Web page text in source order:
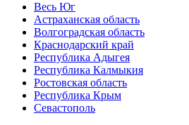
Весь Юг
Астраханская область
Волгоградская область
Краснодарский край
Республика Адыгея
Республика Калмыкия
Ростовская область
Республика Крым
Севастополь